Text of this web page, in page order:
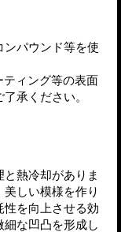
パウンド等を使
ィング等の表面
承ください。
熱冷却がありま
しい模様を作り
性を向上させる効
な凹凸を形成し